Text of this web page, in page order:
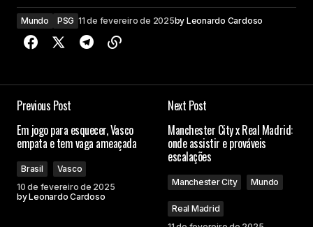
Mundo PSG 11 de fevereiro de 2025by Leonardo Cardoso
Previous Post
Em jogo para esquecer, Vasco
empata e tem vaga ameaçada
Brasil
Vasco
10 de fevereiro de 2025
byLeonardo Cardoso
Next Post
Manchester City x Real Madrid:
onde assistir e prováveis
escalações
Manchester City Mundo
Real Madrid